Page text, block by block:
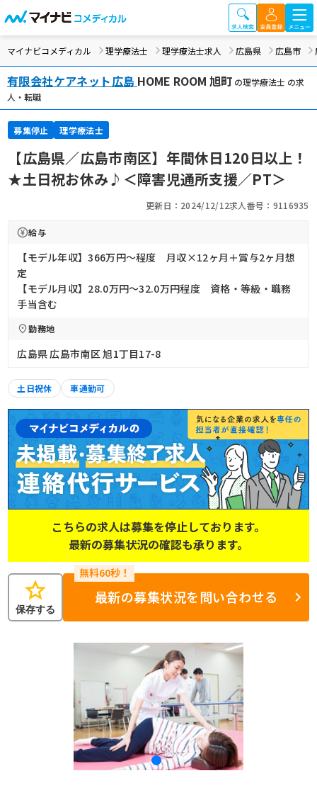
マイナビコメディカル 理学療法士 理学療法士求人 広島県 広島市
有限会社ケアネット広島 HOME ROOM 旭町の理学療法士 の求
人・転職
募集停止 理学療法士
【広島県／広島市南区】年間休日120日以上！
★土日祝お休み♪＜障害児通所支援／PT＞
更新日：2024/12/12求人番号：9116935
給与
【モデル年収】366万円〜程度 月収×12ヶ月＋賞与2ヶ月想
定
【モデル月収】28.0万円〜32.0万円程度 資格・等級・職務
手当含む
勤務地
広島県 広島市南区 旭1丁目17-8
土日祝休 車通勤可
こちらの求人は募集を停止しております。
最新の募集状況の確認も承ります。
star
保存する
最新の募集状況を問い合わせる